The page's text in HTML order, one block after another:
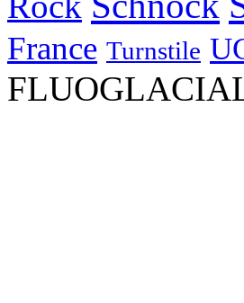
France Turnstile